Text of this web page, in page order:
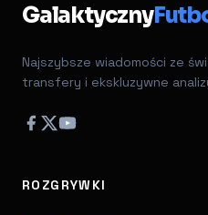
Galaktyczny
Najszybsze wiadomości ze
transfery i ekskluzywne
ROZGRYWKI